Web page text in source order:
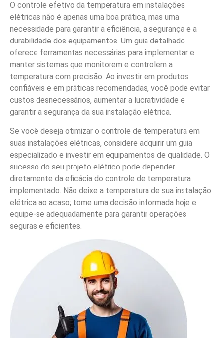
O controle efetivo da temperatura em instalações
elétricas não é apenas uma boa prática, mas uma
necessidade para garantir a eficiência, a segurança e a
durabilidade dos equipamentos. Um guia detalhado
oferece ferramentas necessárias para implementar e
manter sistemas que monitorem e controlem a
temperatura com precisão. Ao investir em produtos
confiáveis e em práticas recomendadas, você pode evitar
custos desnecessários, aumentar a lucratividade e
garantir a segurança da sua instalação elétrica.
Se você deseja otimizar o controle de temperatura em
suas instalações elétricas, considere adquirir um guia
especializado e investir em equipamentos de qualidade. O
sucesso do seu projeto elétrico pode depender
diretamente da eficácia do controle de temperatura
implementado. Não deixe a temperatura de sua instalação
elétrica ao acaso; tome uma decisão informada hoje e
equipe-se adequadamente para garantir operações
seguras e eficientes.